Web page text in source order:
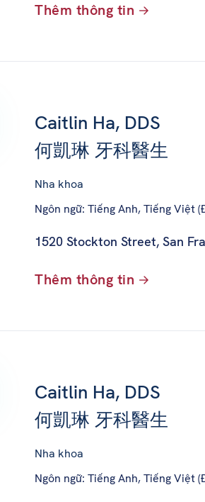
Thêm thông tin
Caitlin Ha, DDS
何凱琳 牙科醫生
Nha khoa
Ngôn ngữ: Tiếng Anh, Tiếng Việt
1520 Stockton Street, San
Thêm thông tin
Caitlin Ha, DDS
何凱琳 牙科醫生
Nha khoa
Ngôn ngữ: Tiếng Anh, Tiếng Việt